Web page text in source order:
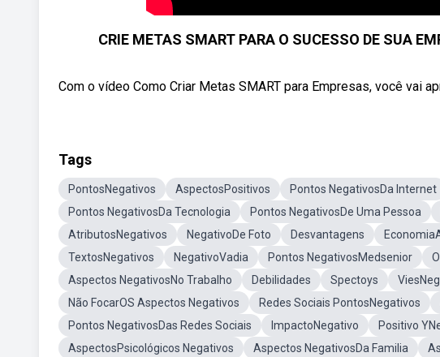
CRIE METAS SMART PARA O SUCESSO DE SUA
Com o vídeo Como Criar Metas SMART para Empresas, você vai
Tags
PontosNegativos AspectosPositivos Pontos NegativosDa Internet
Pontos NegativosDa Tecnologia
Pontos NegativosDe Uma Pessoa
AtributosNegativos
NegativoDe Foto Desvantagens
TextosNegativos
NegativoVadia Pontos NegativosMedsenior
Aspectos NegativosNo Trabalho
Debilidades Spectoys
Não FocarOS Aspectos Negativos
Redes Sociais PontosNegativos
Pontos NegativosDas Redes Sociais
ImpactoNegativo Positivo
AspectosPsicológicos Negativos
Aspectos NegativosDa Familia